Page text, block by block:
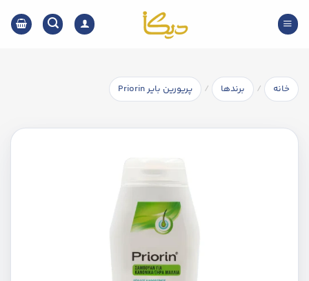
content
خانه / برندها / پریورین بایر Priorin